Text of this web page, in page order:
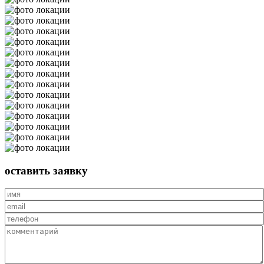
оставить заявку